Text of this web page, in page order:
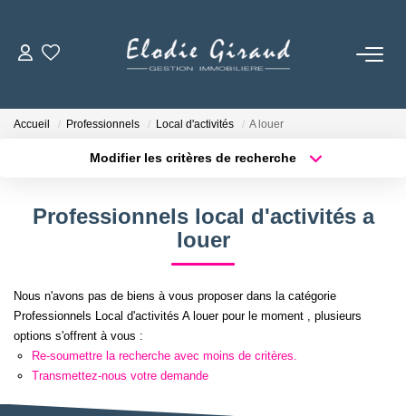
NOS TARIFS
CONTACT
Accueil Professionnels Local d'activités A louer
Modifier les critères de recherche
Professionnels local d'activités a
louer
Nous n'avons pas de biens à vous proposer dans la catégorie
Professionnels Local d'activités A louer pour le moment , plusieurs
options s'offrent à vous :
Re-soumettre la recherche avec moins de critères.
Transmettez-nous votre demande